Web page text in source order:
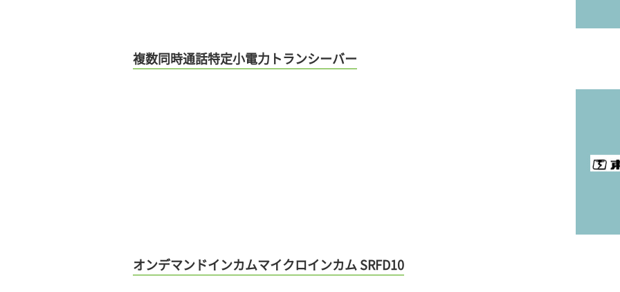
複数同時通話特定小電力トランシーバー
オンデマンドインカムマイクロインカム SRFD10